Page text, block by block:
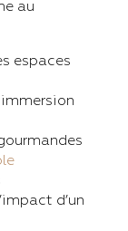
au
espaces
d’un